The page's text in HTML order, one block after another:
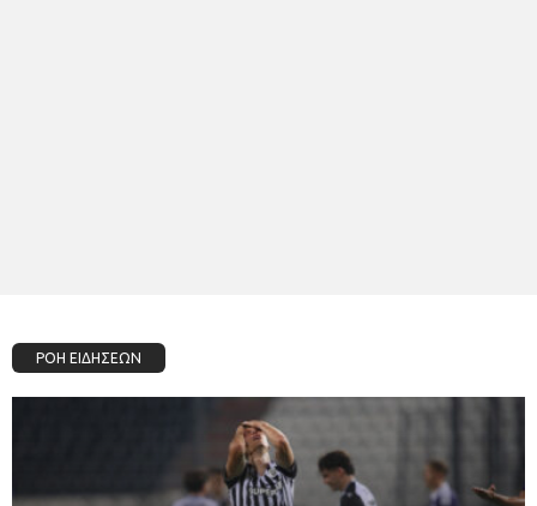
ΡΟΗ ΕΙΔΗΣΕΩΝ